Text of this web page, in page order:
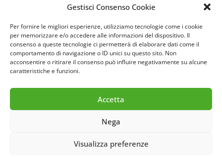
Gestisci Consenso Cookie
Per fornire le migliori esperienze, utilizziamo tecnologie come i cookie
per memorizzare e/o accedere alle informazioni del dispositivo. Il
consenso a queste tecnologie ci permetterà di elaborare dati come il
comportamento di navigazione o ID unici su questo sito. Non
acconsentire o ritirare il consenso può influire negativamente su alcune
caratteristiche e funzioni.
Accetta
Nega
Visualizza preferenze
Quest'opera è distribuita con LicenzaCreative
Commons 3.0 Italia.